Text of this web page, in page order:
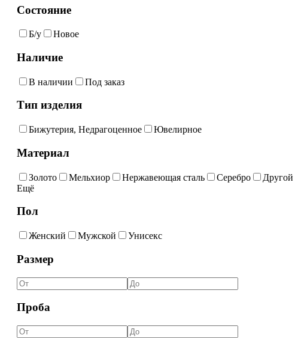
Состояние
Б/у Новое
Наличие
В наличии Под заказ
Тип изделия
Бижутерия, Недрагоценное Ювелирное
Материал
Золото Мельхиор Нержавеющая сталь Серебро
Другой
Ещё
Пол
Женский Мужской Унисекс
Размер
Проба